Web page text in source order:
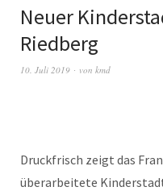
Neuer
Riedberg
10. Juli 2019 von kmd
Druckfrisch zeigt das
überarbeitete